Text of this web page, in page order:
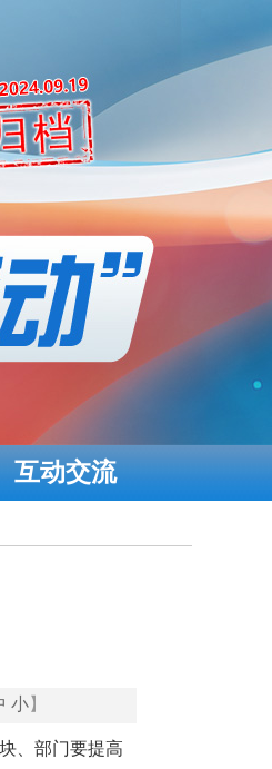
互动交流
小】
、部门要提高